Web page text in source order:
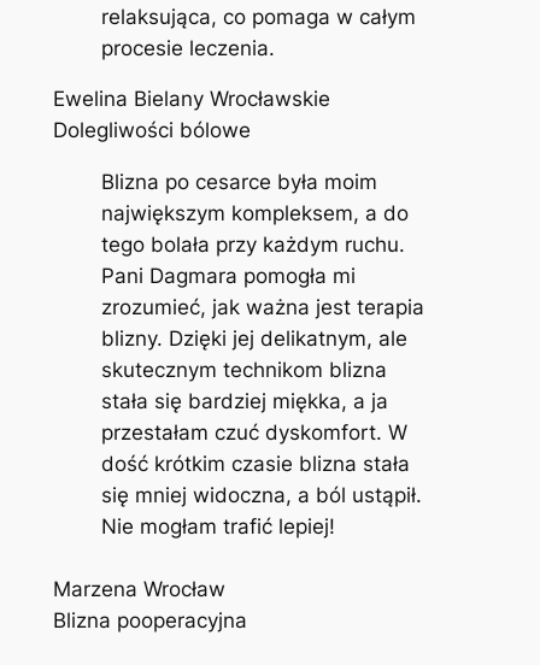
relaksująca, co pomaga w całym
procesie leczenia.
Ewelina Bielany Wrocławskie
Dolegliwości bólowe
Blizna po cesarce była moim
największym kompleksem, a do
tego bolała przy każdym ruchu.
Pani Dagmara pomogła mi
zrozumieć, jak ważna jest terapia
blizny. Dzięki jej delikatnym, ale
skutecznym technikom blizna
stała się bardziej miękka, a ja
przestałam czuć dyskomfort. W
dość krótkim czasie blizna stała
się mniej widoczna, a ból ustąpił.
Nie mogłam trafić lepiej!
Marzena Wrocław
Blizna pooperacyjna